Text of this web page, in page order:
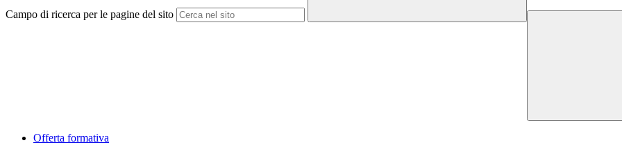
Campo di ricerca per le pagine del sito
Offerta formativa